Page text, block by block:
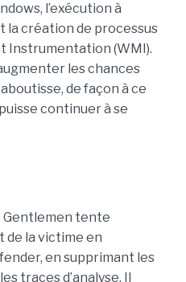
l’exécution à
la création de processus
Instrumentation (WMI).
les chances
de façon à ce
continuer à se
tente
de la victime en
en supprimant les
traces d’analyse. Il